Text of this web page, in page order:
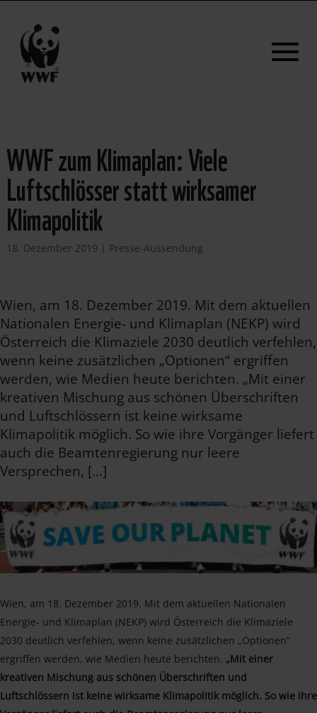
WWF zum Klimaplan: Viele
Luftschlösser statt wirksamer
Klimapolitik
18. Dezember 2019 | Presse-Aussendung
Wien, am 18. Dezember 2019. Mit dem aktuellen
Nationalen Energie- und Klimaplan (NEKP) wird
Österreich die Klimaziele 2030 deutlich verfehlen,
wenn keine zusätzlichen „Optionen“ ergriffen
werden, wie Medien heute berichten. „Mit einer
kreativen Mischung aus schönen Überschriften
und Luftschlössern ist keine wirksame
Klimapolitik möglich. So wie ihre Vorgänger liefert
auch die Beamtenregierung nur leere
Versprechen, […]
Wien, am 18. Dezember 2019. Mit dem aktuellen Nationalen
Energie- und Klimaplan (NEKP) wird Österreich die Klimaziele
2030 deutlich verfehlen, wenn keine zusätzlichen „Optionen“
ergriffen werden, wie Medien heute berichten. „Mit einer
kreativen Mischung aus schönen Überschriften und
Luftschlössern ist keine wirksame Klimapolitik möglich. So wie ihre